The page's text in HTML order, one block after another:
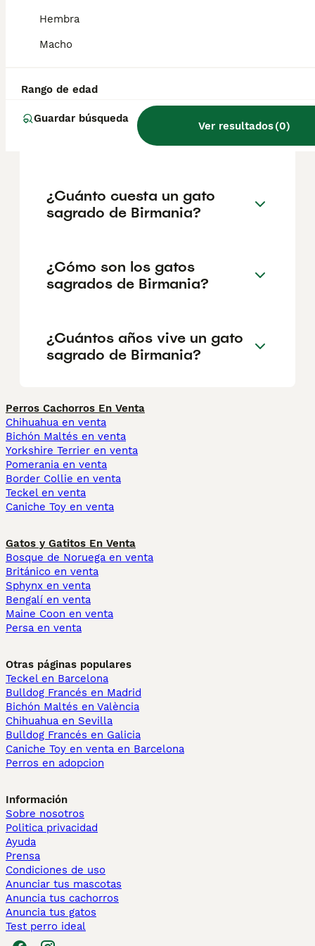
Hembra
Macho
Rango de edad
Guardar búsqueda
Ver resultados(0)
santidad se transmitió de alguna manera al
y sus ojos azules . Por eso se le conoce
¿Cómo es el temperamento
del gato sagrado de
¿Cuánto cuesta un gato
sagrado de Birmania?
¿Cómo son los gatos
sagrados de Birmania?
¿Cuántos años vive un gato
sagrado de Birmania?
Perros Cachorros En Venta
Chihuahua en venta
Bichón Maltés en venta
Yorkshire Terrier en venta
Pomerania en venta
Border Collie en venta
Teckel en venta
Caniche Toy en venta
Gatos y Gatitos En Venta
Bosque de Noruega en venta
Británico en venta
Sphynx en venta
Bengalí en venta
Maine Coon en venta
Persa en venta
Otras páginas populares
Teckel en Barcelona
Bulldog Francés en Madrid
Bichón Maltés en València
Chihuahua en Sevilla
Bulldog Francés en Galicia
Caniche Toy en venta en Barcelona
Perros en adopcion
Información
Sobre nosotros
Politica privacidad
Ayuda
Prensa
Condiciones de uso
Anunciar tus mascotas
Anuncia tus cachorros
Anuncia tus gatos
Test perro ideal